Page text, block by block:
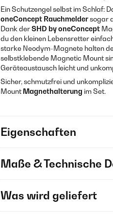
Ein Schutzengel selbst im Schlaf:
oneConcept Rauchmeldersogar
Dank derSHD by oneConcept
du den kleinen Lebensretter
starke Neodym-Magnete halten
selbstklebende Magnetic Mount
Geräteaustausch leicht und
Sicher, schmutzfrei und
Mount Magnethalterung im Set.
Eigenschaften
Maße & Technische
Was wird geliefert